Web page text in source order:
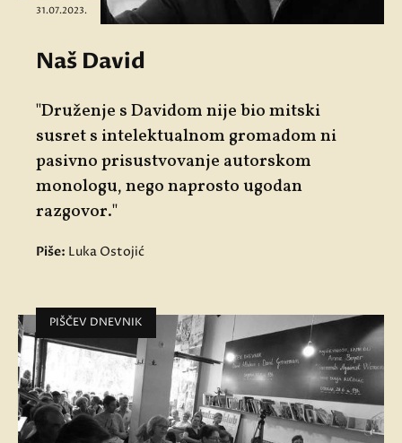
31.07.2023.
Naš David
"Druženje s Davidom nije bio mitski
susret s intelektualnom gromadom ni
pasivno prisustvovanje autorskom
monologu, nego naprosto ugodan
razgovor."
Piše: Luka Ostojić
PIŠČEV DNEVNIK